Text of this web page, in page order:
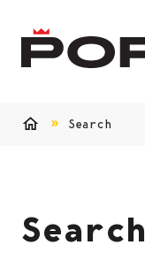
Search
Search